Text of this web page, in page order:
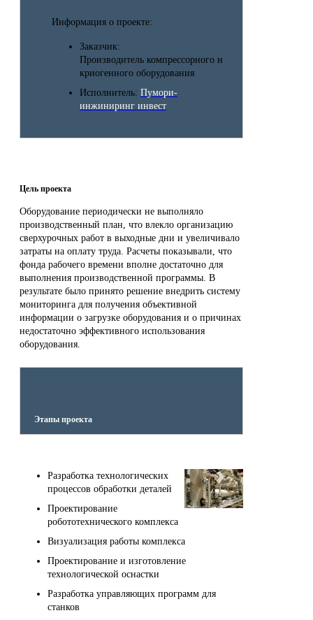
Информация о проекте:
Заказчик:
Производитель компрессорного и
криогенного оборудования
Исполнитель: Пумори-
инжиниринг инвест
Цель проекта
Оборудование периодически не выполняло
производственный план, что влекло организацию
сверхурочных работ в выходные дни и увеличивало
затраты на оплату труда. Расчеты показывали, что
фонда рабочего времени вполне достаточно для
выполнения производственной программы. В
результате было принято решение внедрить систему
мониторинга для получения объективной
информации о загрузке оборудования и о причинах
недостаточно эффективного использования
оборудования.
Этапы проекта
​Разработка технологических
процессов обработки деталей
Проектирование
робототехнического комплекса
Визуализация работы комплекса
Проектирование и изготовление
технологической оснастки
Разработка управляющих программ для
станков